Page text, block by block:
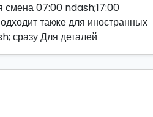
смена 07:00 ndash;17:00
также для иностранных
сразу Для деталей